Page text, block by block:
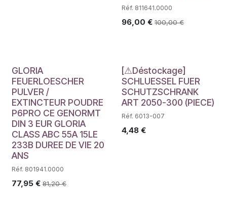
Réf. 811641.0000
96,00 € 100,00€
GLORIA
FEUERLOESCHER
PULVER /
EXTINCTEUR POUDRE
P6PRO CE GENORMT
DIN 3 EUR GLORIA
CLASS ABC 55A 15LE
233B DUREE DE VIE 20
ANS
Réf. 801941.0000
77,95 € 81,20€
Déstockage
[⚠Déstockage]
SCHLUESSEL FUER
SCHUTZSCHRANK
ART 2050-300 (PIECE)
Réf. 6013-007
4,48€